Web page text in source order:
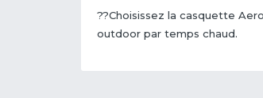
??Choisissez la casquette
outdoor par temps chaud.